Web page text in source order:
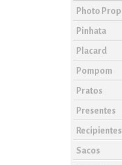
Photo Prop
Pinhata
Placard
Pompom
Pratos
Presentes
Recipientes
Sacos